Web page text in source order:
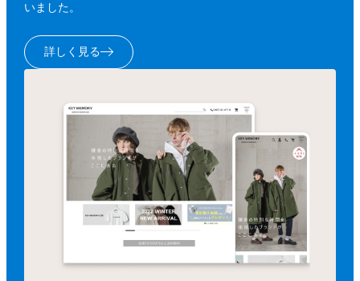
いました。
詳しく見る